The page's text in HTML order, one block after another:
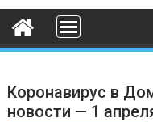
Коронавирус в
новости — 1